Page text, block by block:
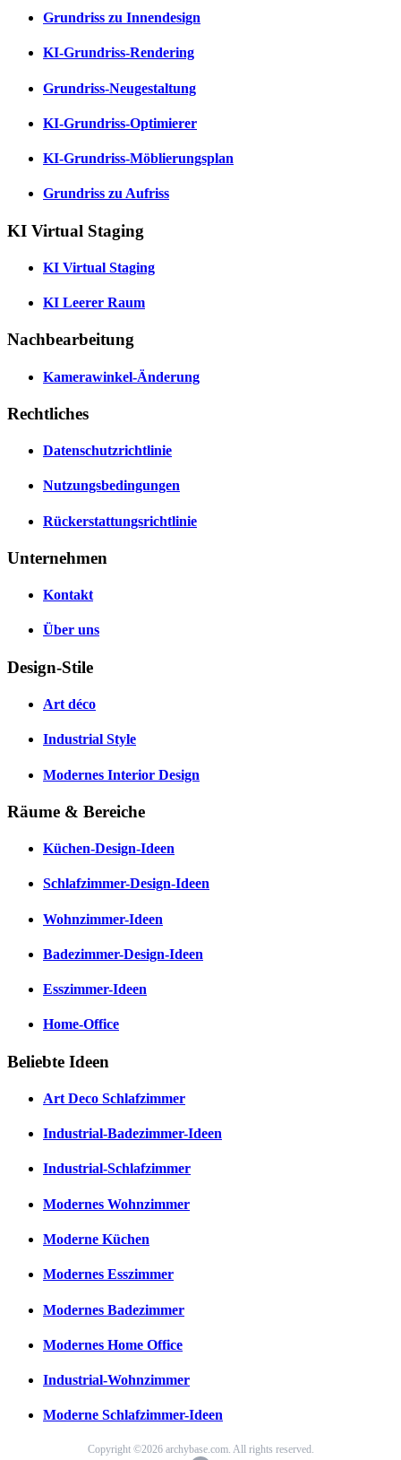
Grundriss zu Innendesign
KI-Grundriss-Rendering
Grundriss-Neugestaltung
KI-Grundriss-Optimierer
KI-Grundriss-Möblierungsplan
Grundriss zu Aufriss
KI Virtual Staging
KI Virtual Staging
KI Leerer Raum
Nachbearbeitung
Kamerawinkel-Änderung
Rechtliches
Datenschutzrichtlinie
Nutzungsbedingungen
Rückerstattungsrichtlinie
Unternehmen
Kontakt
Über uns
Design-Stile
Art déco
Industrial Style
Modernes Interior Design
Räume & Bereiche
Küchen-Design-Ideen
Schlafzimmer-Design-Ideen
Wohnzimmer-Ideen
Badezimmer-Design-Ideen
Esszimmer-Ideen
Home-Office
Beliebte Ideen
Art Deco Schlafzimmer
Industrial-Badezimmer-Ideen
Industrial-Schlafzimmer
Modernes Wohnzimmer
Moderne Küchen
Modernes Esszimmer
Modernes Badezimmer
Modernes Home Office
Industrial-Wohnzimmer
Moderne Schlafzimmer-Ideen
Copyright ©2026 archybase.com. All rights reserved.